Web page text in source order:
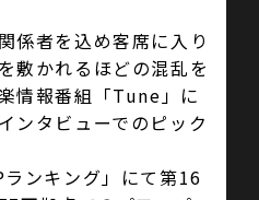
係者を込め客席に入り
敷かれるほどの混乱を
情報番組「Tune」に
ンタビューでのピック
ンキング」にて第16